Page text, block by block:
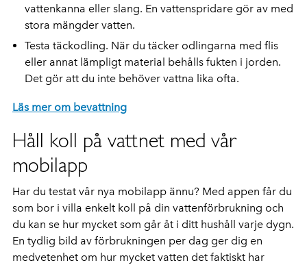
vattenkanna eller slang. En vattenspridare gör av med
stora mängder vatten.
Testa täckodling. När du täcker odlingarna med flis
eller annat lämpligt material behålls fukten i jorden.
Det gör att du inte behöver vattna lika ofta.
Läs mer om bevattning
Håll koll på vattnet med vår
mobilapp
Har du testat vår nya mobilapp ännu? Med appen får du
som bor i villa enkelt koll på din vattenförbrukning och
du kan se hur mycket som går åt i ditt hushåll varje dygn.
En tydlig bild av förbrukningen per dag ger dig en
medvetenhet om hur mycket vatten det faktiskt har